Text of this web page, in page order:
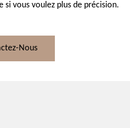
si vous voulez plus de précision.
Nous